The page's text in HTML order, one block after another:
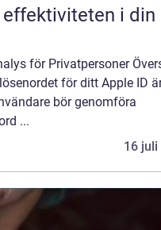
i din
för Privatpersoner
för ditt Apple ID
bör genomföra
...
16 juli